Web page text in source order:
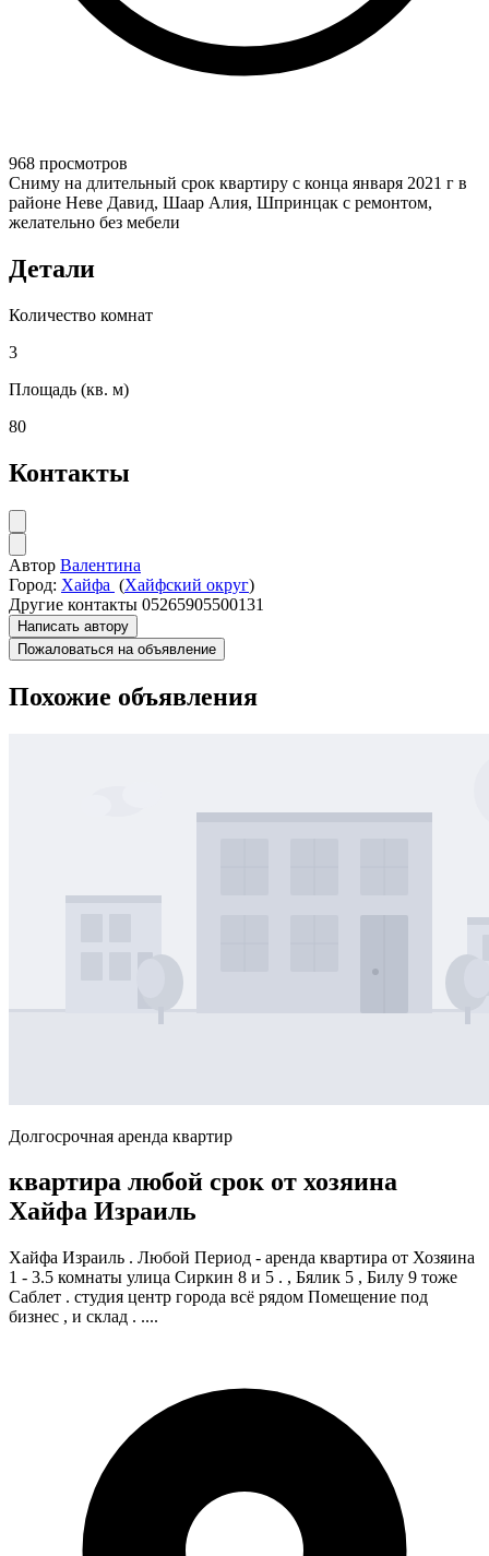
968 просмотров
Сниму на длительный срок квартиру с конца января 2021 г в
районе Неве Давид, Шаар Алия, Шпринцак с ремонтом,
желательно без мебели
Детали
Количество комнат
3
Площадь (кв. м)
80
Контакты
Автор Валентина
Город: Хайфа (Хайфский округ)
Другие контакты 05265905500131
Написать автору
Пожаловаться на объявление
Похожие объявления
Долгосрочная аренда квартир
квартира любой срок от хозяина
Хайфа Израиль
Хайфа Израиль . Любой Период - аренда квартира от Хозяина
1 - 3.5 комнаты улица Сиркин 8 и 5 . , Бялик 5 , Билу 9 тоже
Саблет . студия центр города всё рядом Помещение под
бизнес , и склад . ....